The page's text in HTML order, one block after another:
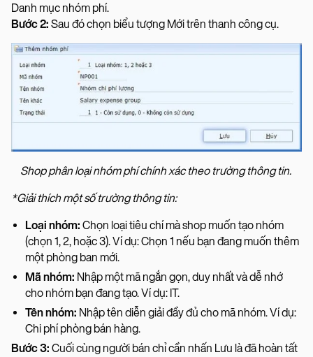
Danh mục nhóm phí.
Bước 2: Sau đó chọn biểu tượng Mới trên thanh công cụ.
Shop phân loại nhóm phí chính xác theo trường thông tin.
*Giải thích một số trường thông tin:
Loại nhóm: Chọn loại tiêu chí mà shop muốn tạo nhóm
(chọn 1, 2, hoặc 3). Ví dụ: Chọn 1 nếu bạn đang muốn thêm
một phòng ban mới.
Mã nhóm: Nhập một mã ngắn gọn, duy nhất và dễ nhớ
cho nhóm bạn đang tạo. Ví dụ: IT.
Tên nhóm: Nhập tên diễn giải đầy đủ cho mã nhóm. Ví dụ:
Chi phí phòng bán hàng.
Bước 3: Cuối cùng người bán chỉ cần nhấn Lưu là đã hoàn tất